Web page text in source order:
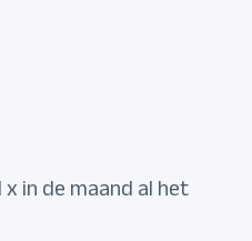
in de maand al het